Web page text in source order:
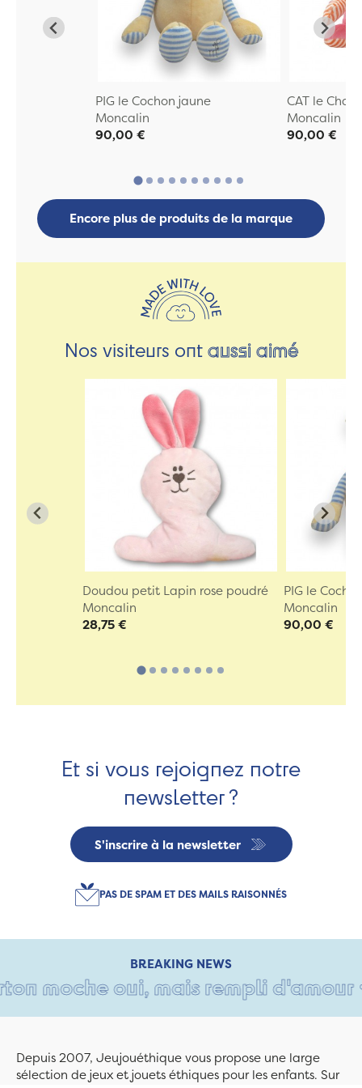
PIG le Cochon jaune
Moncalin
90,00 €
CAT le Chat
Moncalin
90,00 €
Encore plus de produits de la marque
Nos visiteurs ontaussi aimé
Doudou petit Lapin rose poudré
Moncalin
28,75 €
PIG le
Moncalin
90,00 €
Et si vous rejoignez notre
newsletter ?
S'inscrire à la newsletter
PAS DE SPAM ET DES MAILS RAISONNÉS
BREAKING NEWS
moche oui, mais rempli d'amour •
Depuis 2007, Jeujouéthique vous propose une large
sélection de jeux et jouets éthiques pour les enfants. Sur